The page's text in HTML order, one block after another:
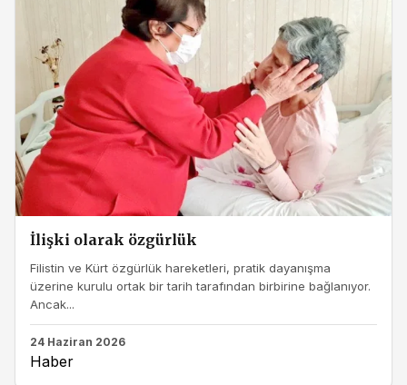
İlişki olarak özgürlük
Filistin ve Kürt özgürlük hareketleri, pratik dayanışma
üzerine kurulu ortak bir tarih tarafından birbirine bağlanıyor.
Ancak...
24 Haziran 2026
Haber